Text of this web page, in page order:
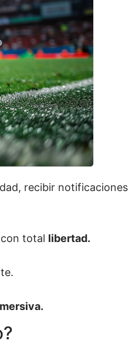
recibir notificaciones
total libertad.